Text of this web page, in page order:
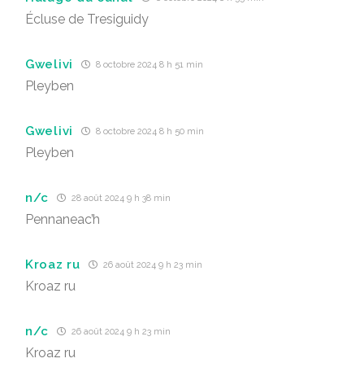
Écluse de Tresiguidy
Gwelivi 8 octobre 2024 8 h 51 min
Pleyben
Gwelivi 8 octobre 2024 8 h 50 min
Pleyben
n/c 28 août 2024 9 h 38 min
Pennaneac’h
Kroaz ru 26 août 2024 9 h 23 min
Kroaz ru
n/c 26 août 2024 9 h 23 min
Kroaz ru